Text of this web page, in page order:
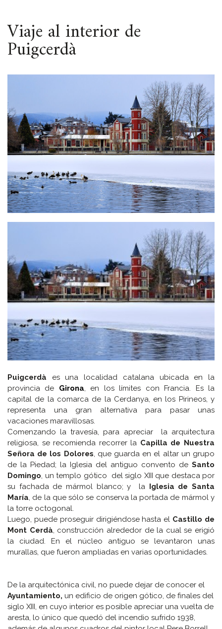
ESPACIO
Viaje al interior de
Puigcerdà
Puigcerdà es una localidad catalana ubicada en la
provincia de Girona , en los límites con Francia. Es la
capital de la comarca de la Cerdanya, en los Pirineos, y
representa una gran alternativa para pasar unas
vacaciones maravillosas.
Comenzando la travesía, para apreciar la arquitectura
religiosa, se recomienda recorrer la Capilla de Nuestra
Señora de los Dolores , que guarda en el altar un grupo
de la Piedad; la Iglesia del antiguo convento de Santo
Domingo , un templo gótico del siglo XIII que destaca por
su fachada de mármol blanco; y la Iglesia de Santa
María , de la que sólo se conserva la portada de mármol y
la torre octogonal.
Luego, puede proseguir dirigiéndose hasta el Castillo de
Mont Cerdà , construcción alrededor de la cual se erigió
la ciudad. En el núcleo antiguo se levantaron unas
murallas, que fueron ampliadas en varias oportunidades.
De la arquitectónica civil, no puede dejar de conocer el
Ayuntamiento, un edificio de origen gótico, de finales del
siglo XIII, en cuyo interior es posible apreciar una vuelta de
aresta, lo único que quedó del incendio sufrido 1938,